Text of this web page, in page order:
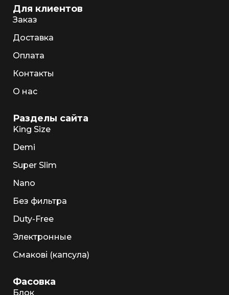
Для клиентов
Заказ
Доставка
Оплата
Контакты
О нас
Разделы сайта
King Size
Demi
Super Slim
Nano
Без фильтра
Duty-Free
Электронные
Смакові (капсула)
Фасовка
Блок